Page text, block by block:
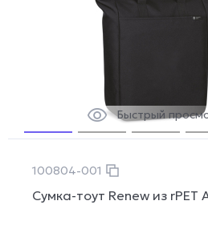
Быстрый
100804-001
Сумка-тоут Renew из rPET